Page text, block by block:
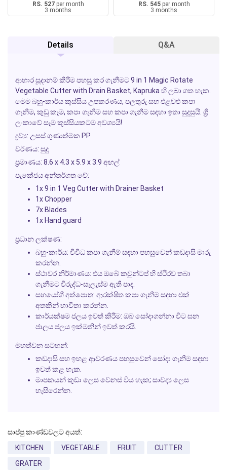
RS. 527per month
3 months
RS. 545per month
3 months
Details Q&A
ආහාර සූදානම් කිරීම පහසු කර ගැනීමට 9 in 1 Magic Rotate
Vegetable Cutter with Drain Basket, Kapruka හි ලබා ගත හැක.
මෙම බහු-කාර්ය කුස්සිය උපකරණය, පලතුරු සහ එළවළු කපා
ගැනීම, කුඩු කෑම, කපා ගැනීම සහ කපා ගැනීම සඳහා ඉතා සුදුසුයි. ශ්‍රී
ලංකාවේ සෑම කුස්සියකටම අවශ්‍යයි!
ද්‍රව්‍ය: උසස් ගුණාත්මක PP
වර්ණය: සුදු
ප්‍රමාණය: 8.6 x 4.3 x 5.9 x 3.9 අඟල්
පැකේජය අන්තර්ගත වේ:
1x 9 in 1 Veg Cutter with Drainer Basket
1x Chopper
7x Blades
1x Hand guard
ප්‍රධාන ලක්ෂණ:
බහු-කාර්ය: විවිධ කපා ගැනීම් සඳහා පහසුවෙන් කඩදාසි මාරු
කරන්න.
ස්ථාවර නිර්මාණය: එය ඔබේ කවුන්ටප් හි ස්ථිරව තබා
ගැනීමට විරුද්ධ-සැලැස්ම ඇති පාද.
සහයෝගී අත්පොත: ආරක්ෂිත කපා ගැනීම සඳහා එක්
අතකින් භාවිතා කරන්න.
කාර්යක්ෂම ජලය ඉවත් කිරීම: ඔබ සෝදාගන්නා විට ඝන
ජාලය ජලය ඉක්මනින් ඉවත් කරයි.
මහත්වන සටහන්:
කඩදාසි සහ ඉහළ ආවරණය පහසුවෙන් සෝදා ගැනීම සඳහා
ඉවත් කළ හැක.
මාපකයන් කුඩා ලෙස වෙනස් විය හැක; සාවද්‍ය ලෙස
හැසිරෙන්න.
සාප්පු කාණ්ඩවලට අයත්:
KITCHEN
VEGETABLE FRUIT
CUTTER
GRATER